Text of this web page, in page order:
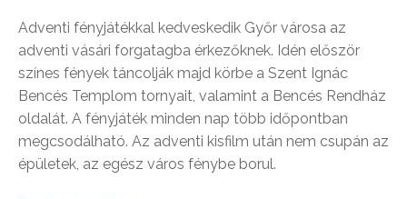
Adventi fényjátékkal kedveskedik Győr városa az
adventi vásári forgatagba érkezőknek. Idén először
színes fények táncolják majd körbe a Szent Ignác
Bencés Templom tornyait, valamint a Bencés Rendház
oldalát. A fényjáték minden nap több időpontban
megcsodálható. Az adventi kisfilm után nem csupán az
épületek, az egész város fénybe borul.